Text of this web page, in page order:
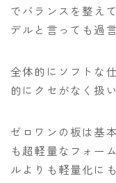
でバランスを整え
デルと言っても過
全体的にソフトな
的にクセがなく扱
ゼロワンの板は基
も超軽量なフォー
ルよりも軽量化に